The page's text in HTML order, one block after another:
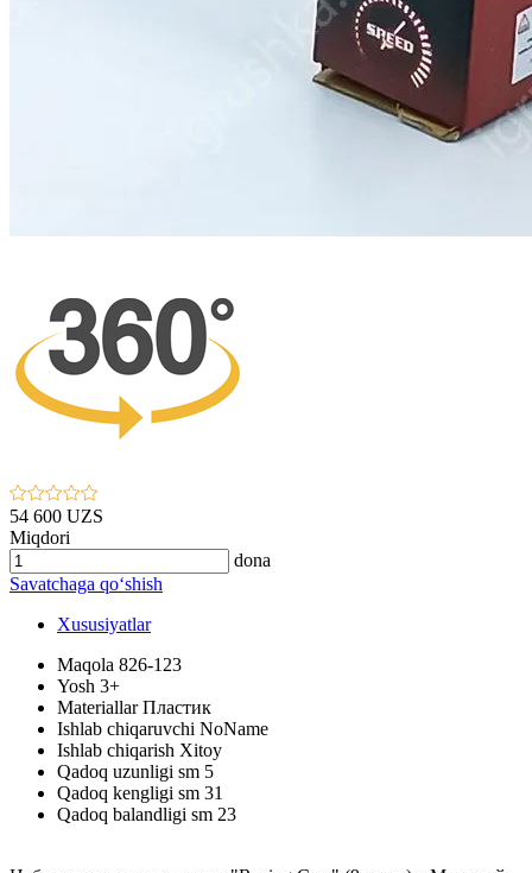
54 600 UZS
Miqdori
dona
Savatchaga qo‘shish
Xususiyatlar
Maqola 826-123
Yosh 3+
MateriallarПластик
Ishlab chiqaruvchi NoName
Ishlab chiqarish Xitoy
Qadoq uzunligi sm 5
Qadoq kengligi sm 31
Qadoq balandligi sm 23